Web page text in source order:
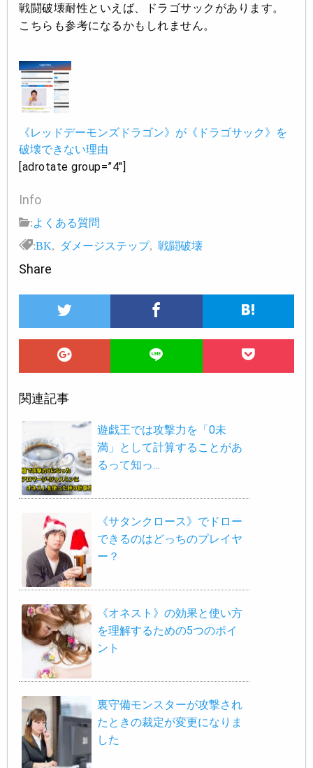
戦闘破壊耐性といえば、ドラゴサックがあります。
こちらも参考になるかもしれません。
《レッドデーモンズドラゴン》が《ドラゴサック》を
破壊できない理由
[adrotate group=”4″]
Info
: よくある質問
:BK ダメージステップ, 戦闘破壊
Share
関連記事
遊戯王では攻撃力を「0未
満」として計算することがあ
るって知っ…
《サタンクロース》でドロー
できるのはどっちのプレイヤ
ー？
《オネスト》の効果と使い方
を理解するための5つのポイ
ント
裏守備モンスターが攻撃され
たときの裁定が変更になりま
した